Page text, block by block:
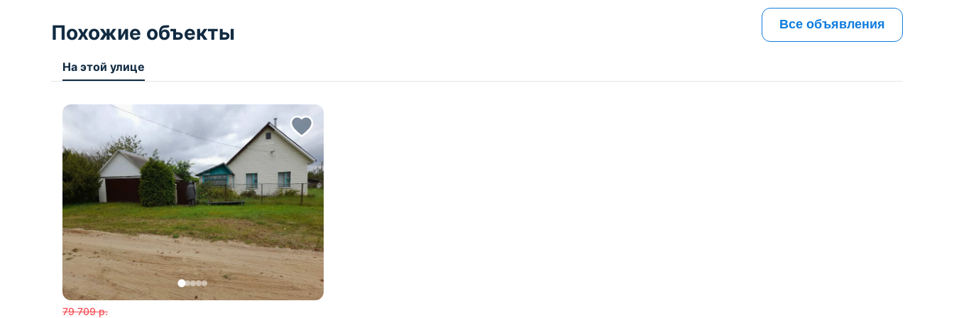
УНП: 193981632
Договор 123/1 от 19.05.2026г.
Похожие объекты Все объявления
На этой улице
79 709 р.